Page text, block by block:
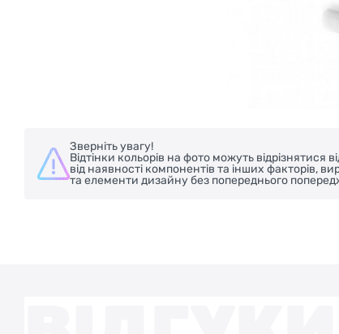
Зверніть увагу!
Відтінки кольорів на фото можуть
від наявності компонентів та інших факторів,
та елементи дизайну без попереднього